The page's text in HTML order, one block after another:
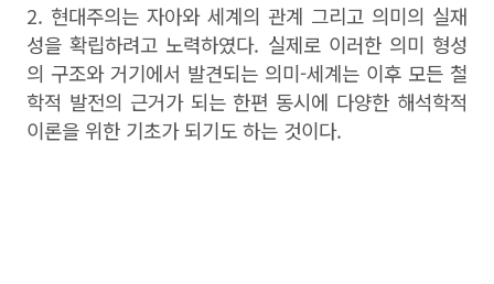
2. 현대주의는 자아와 세계의 관계 그리고 의미의 실재
성을 확립하려고 노력하였다. 실제로 이러한 의미 형성
의 구조와 거기에서 발견되는 의미-세계는 이후 모든 철
학적 발전의 근거가 되는 한편 동시에 다양한 해석학적
이론을 위한 기초가 되기도 하는 것이다.